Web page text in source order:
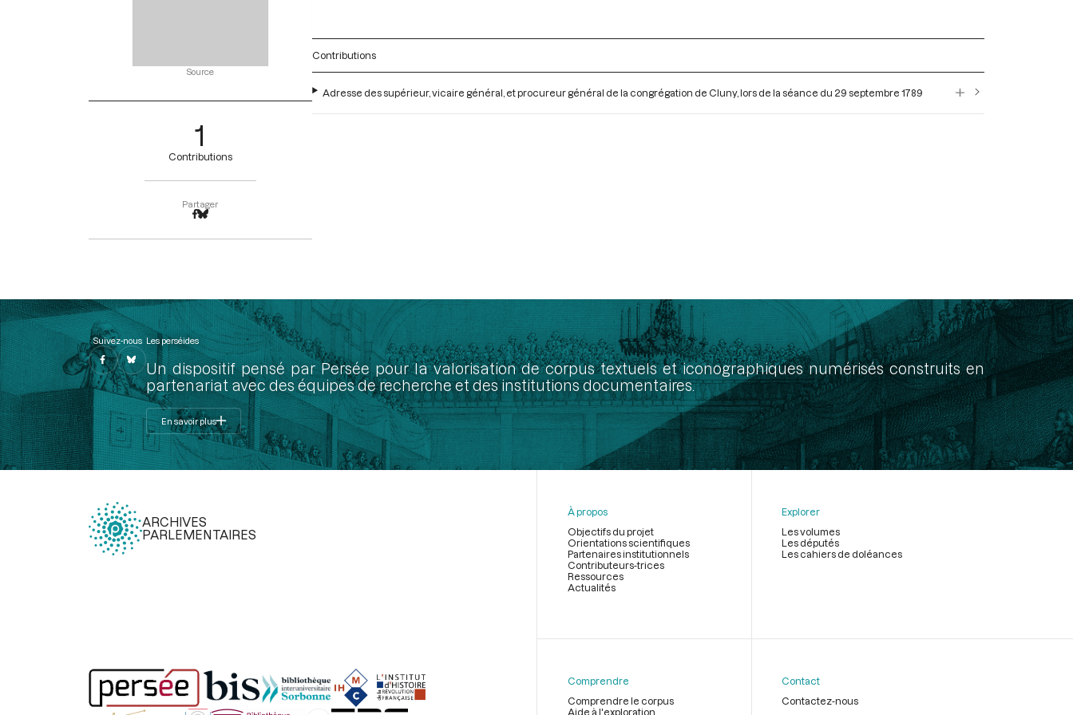
Source
1
Contributions
Partager
Contributions
Adresse des supérieur, vicaire général, et procureur général de la congrégation de Cluny, lors de la séance du 29 septembre 1789
Suivez-nous Les perséides
Un dispositif pensé par Persée pour la valorisation de corpus textuels et iconographiques numérisés construits en
partenariat avec des équipes de recherche et des institutions documentaires.
En savoir plus
ARCHIVES
PARLEMENTAIRES
page
À propos
Objectifs du projet
Orientations scientifiques
Partenaires institutionnels
Contributeurs-trices
Ressources
Actualités
Explorer
Les volumes
Les députés
Les cahiers de doléances
Comprendre
Comprendre le corpus
Aide à l'exploration
Contact
Contactez-nous